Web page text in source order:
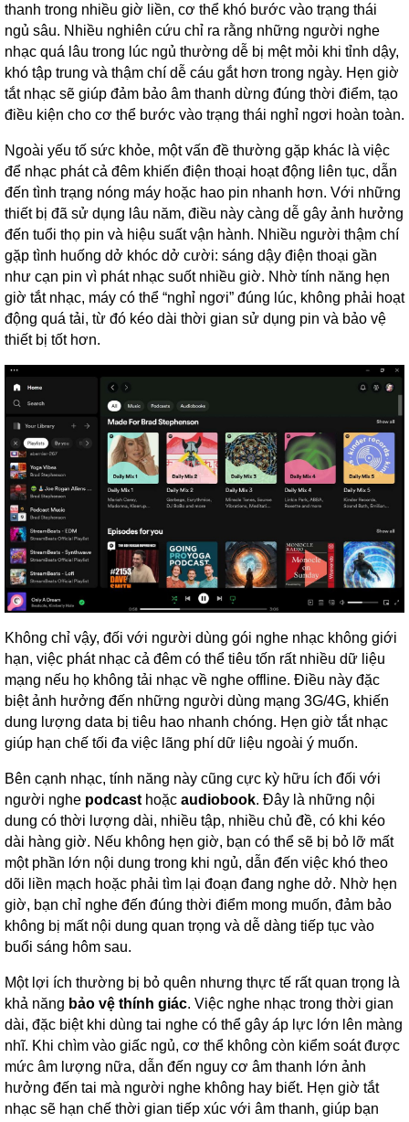
thanh trong nhiều giờ liền, cơ thể khó bước vào trạng thái
ngủ sâu. Nhiều nghiên cứu chỉ ra rằng những người nghe
nhạc quá lâu trong lúc ngủ thường dễ bị mệt mỏi khi tỉnh dậy,
khó tập trung và thậm chí dễ cáu gắt hơn trong ngày. Hẹn giờ
tắt nhạc sẽ giúp đảm bảo âm thanh dừng đúng thời điểm, tạo
điều kiện cho cơ thể bước vào trạng thái nghỉ ngơi hoàn toàn.
Ngoài yếu tố sức khỏe, một vấn đề thường gặp khác là việc
để nhạc phát cả đêm khiến điện thoại hoạt động liên tục, dẫn
đến tình trạng nóng máy hoặc hao pin nhanh hơn. Với những
thiết bị đã sử dụng lâu năm, điều này càng dễ gây ảnh hưởng
đến tuổi thọ pin và hiệu suất vận hành. Nhiều người thậm chí
gặp tình huống dở khóc dở cười: sáng dậy điện thoại gần
như cạn pin vì phát nhạc suốt nhiều giờ. Nhờ tính năng hẹn
giờ tắt nhạc, máy có thể “nghỉ ngơi” đúng lúc, không phải hoạt
động quá tải, từ đó kéo dài thời gian sử dụng pin và bảo vệ
thiết bị tốt hơn.
Không chỉ vậy, đối với người dùng gói nghe nhạc không giới
hạn, việc phát nhạc cả đêm có thể tiêu tốn rất nhiều dữ liệu
mạng nếu họ không tải nhạc về nghe offline. Điều này đặc
biệt ảnh hưởng đến những người dùng mạng 3G/4G, khiến
dung lượng data bị tiêu hao nhanh chóng. Hẹn giờ tắt nhạc
giúp hạn chế tối đa việc lãng phí dữ liệu ngoài ý muốn.
Bên cạnh nhạc, tính năng này cũng cực kỳ hữu ích đối với
người nghe podcast hoặc audiobook. Đây là những nội
dung có thời lượng dài, nhiều tập, nhiều chủ đề, có khi kéo
dài hàng giờ. Nếu không hẹn giờ, bạn có thể sẽ bị bỏ lỡ mất
một phần lớn nội dung trong khi ngủ, dẫn đến việc khó theo
dõi liền mạch hoặc phải tìm lại đoạn đang nghe dở. Nhờ hẹn
giờ, bạn chỉ nghe đến đúng thời điểm mong muốn, đảm bảo
không bị mất nội dung quan trọng và dễ dàng tiếp tục vào
buổi sáng hôm sau.
Một lợi ích thường bị bỏ quên nhưng thực tế rất quan trọng là
khả năng bảo vệ thính giác. Việc nghe nhạc trong thời gian
dài, đặc biệt khi dùng tai nghe có thể gây áp lực lớn lên màng
nhĩ. Khi chìm vào giấc ngủ, cơ thể không còn kiểm soát được
mức âm lượng nữa, dẫn đến nguy cơ âm thanh lớn ảnh
hưởng đến tai mà người nghe không hay biết. Hẹn giờ tắt
nhạc sẽ hạn chế thời gian tiếp xúc với âm thanh, giúp bạn